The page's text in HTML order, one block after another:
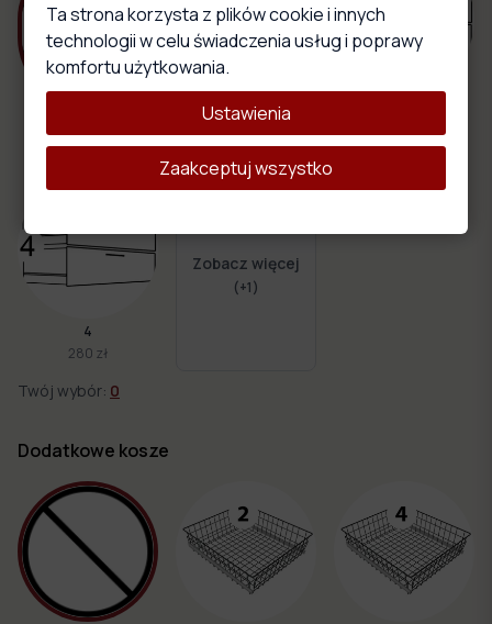
?
0 zł
2
140 zł
240 zł
4
280 zł
Zobacz więcej
(+1)
Twój wybór: 0
Dodatkowe kosze
Ta strona korzysta z plików cookie i innych
technologii w celu świadczenia usług i poprawy
komfortu użytkowania.
Ustawienia
Zaakceptuj wszystko